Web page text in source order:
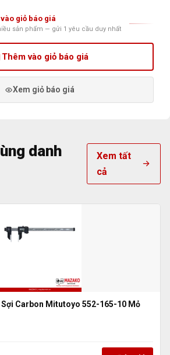
giỏ báo giá
sản phẩm — gửi 1 yêu cầu duy nhất
Thêm vào giỏ báo giá
Xem giỏ báo giá
danh
Xem tất
cả
Carbon Mitutoyo 552-165-10 Mỏ